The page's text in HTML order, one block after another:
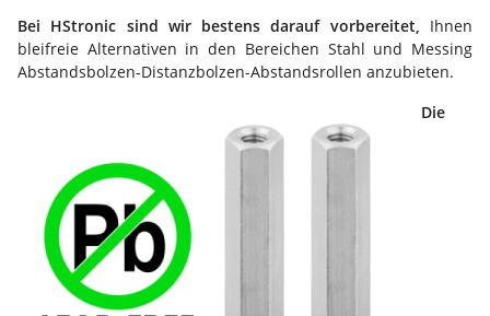
Bei HStronic sind wir bestens darauf vorbereitet, Ihnen
bleifreie Alternativen in den Bereichen Stahl und Messing
Abstandsbolzen-Distanzbolzen-Abstandsrollen anzubieten.
Die